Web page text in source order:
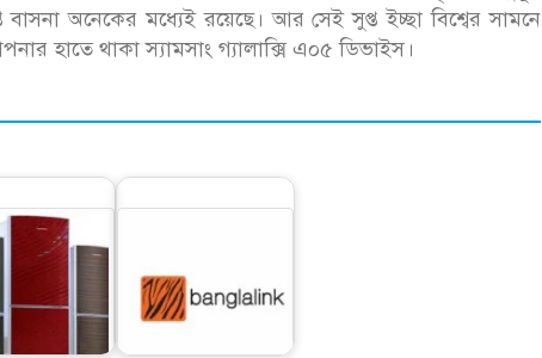
অনেকের মধ্যেই রয়েছে। আর সেই সুপ্ত ইচ্ছা বিশ্বের সামনে
হাতে থাকা স্যামসাং গ্যালাক্সি এ০৫ ডিভাইস।
স্বপ্নপূরণ
পামপের সহযোগিতায়
সহজ কিস্তিতে স্মার্টফোন